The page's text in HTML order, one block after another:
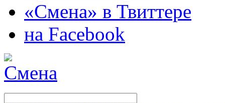
«Смена» в Твиттере
на Facebook